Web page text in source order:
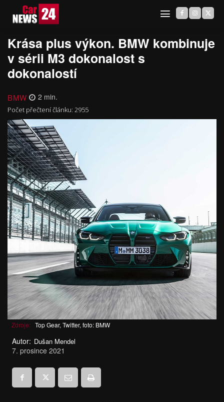
Krása plus výkon. BMW kombinuje
v sérii M3 dokonalost s
dokonalostí
BMW 2 min.
Počet přečtení článku: 2955
Zdroje: Top Gear, Twitter, foto: BMW
Autor: Dušan Mendel
7. prosince 2021